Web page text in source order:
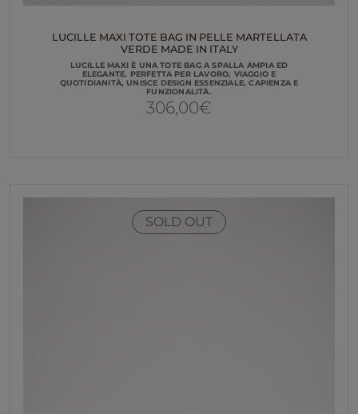
LUCILLE MAXI TOTE BAG IN PELLE MARTELLATA
VERDE MADE IN ITALY
LUCILLE MAXI È UNA TOTE BAG A SPALLA AMPIA ED
ELEGANTE. PERFETTA PER LAVORO, VIAGGIO E
QUOTIDIANITÀ, UNISCE DESIGN ESSENZIALE, CAPIENZA E
FUNZIONALITÀ.
306,00€
SOLD OUT